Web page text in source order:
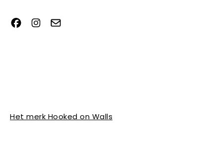
Het merk Hooked on Walls